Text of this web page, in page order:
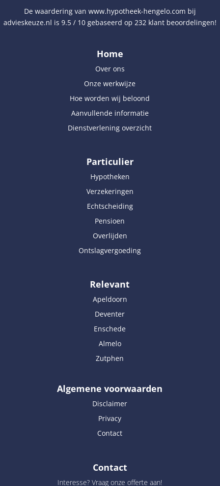
De waardering van www.hypotheek-hengelo.com bij
advieskeuze.nl is 9.5 / 10 gebaseerd op 232 klant beoordelingen!
Home
Over ons
Onze werkwijze
Hoe worden wij beloond
Aanvullende informatie
Dienstverlening overzicht
Particulier
Hypotheken
Verzekeringen
Echtscheiding
Pensioen
Overlijden
Ontslagvergoeding
Relevant
Apeldoorn
Deventer
Enschede
Almelo
Zutphen
Algemene voorwaarden
Disclaimer
Privacy
Contact
Contact
Interesse? Vraag onze offerte aan!